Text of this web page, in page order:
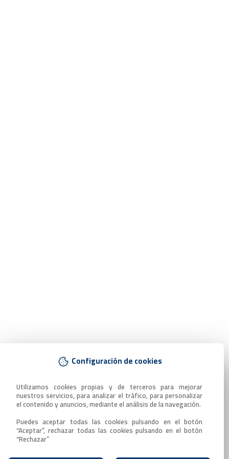
Configuración de cookies
Utilizamos cookies propias y de terceros para mejorar
nuestros servicios, para analizar el tráfico, para personalizar
el contenido y anuncios, mediante el análisis de la navegación.
Puedes aceptar todas las cookies pulsando en el botón
“Aceptar”, rechazar todas las cookies pulsando en el botón
“Rechazar”